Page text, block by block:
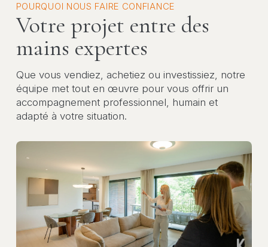
POURQUOI NOUS FAIRE CONFIANCE
Votre projet entre des
mains expertes
Que vous vendiez, achetiez ou investissiez, notre
équipe met tout en œuvre pour vous offrir un
accompagnement professionnel, humain et
adapté à votre situation.